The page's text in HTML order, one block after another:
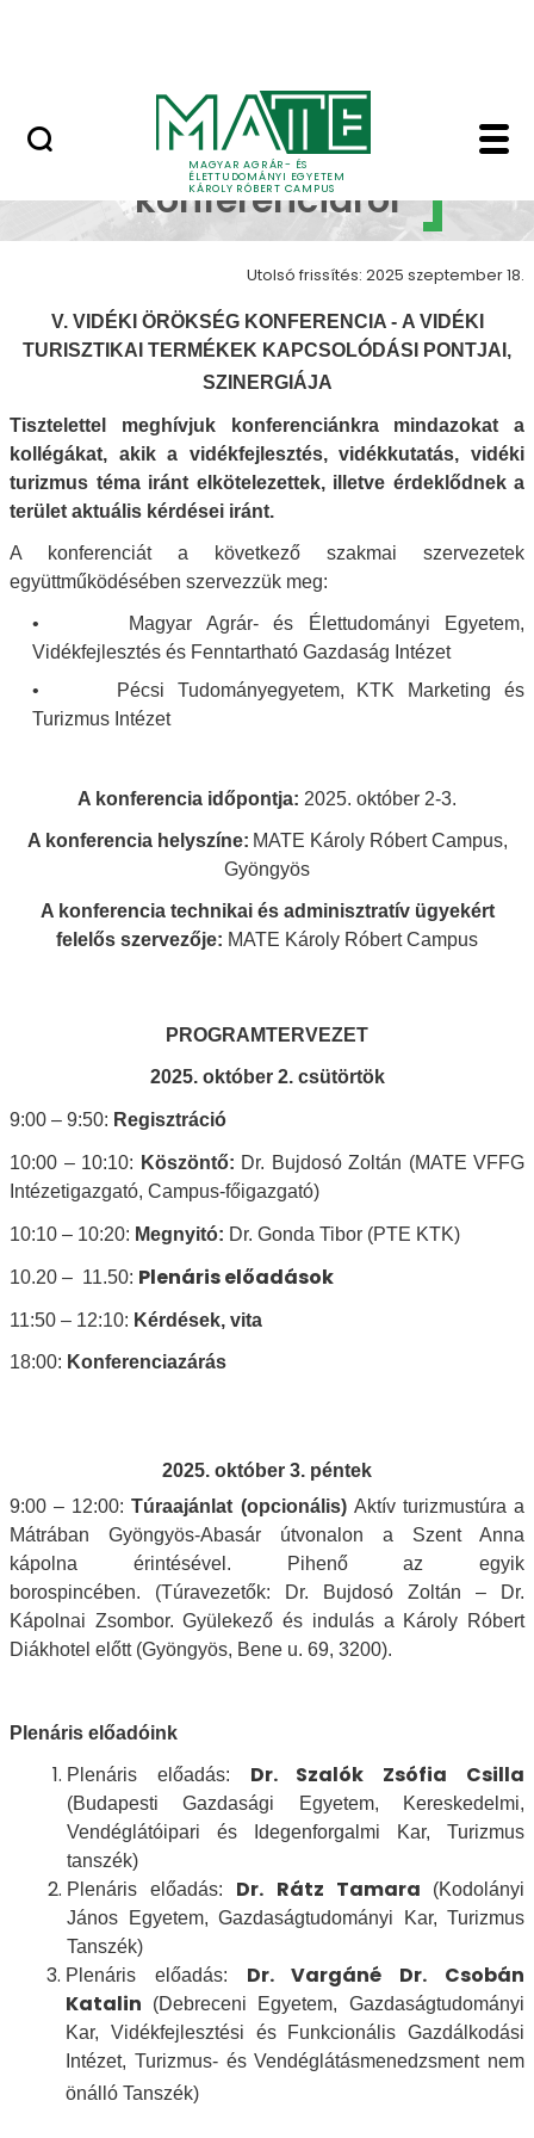
MAGYAR AGRÁR- ÉS
ÉLETTUDOMÁNYI EGYETEM
KÁROLY RÓBERT CAMPUS
Információk a
Információk a
konferenciáról
Utolsó frissítés: 2025 szeptember 18.
V. VIDÉKI ÖRÖKSÉG KONFERENCIA - A VIDÉKI
TURISZTIKAI TERMÉKEK KAPCSOLÓDÁSI PONTJAI,
SZINERGIÁJA
Tisztelettel meghívjuk konferenciánkra mindazokat a
kollégákat, akik a vidékfejlesztés, vidékkutatás, vidéki
turizmus téma iránt elkötelezettek, illetve érdeklődnek a
terület aktuális kérdései iránt.
A konferenciát a következő szakmai szervezetek
együttműködésében szervezzük meg:
• Magyar Agrár- és Élettudományi Egyetem,
Vidékfejlesztés és Fenntartható Gazdaság Intézet
• Pécsi Tudományegyetem, KTK Marketing és
Turizmus Intézet
A konferencia időpontja: 2025. október 2-3.
A konferencia helyszíne: MATE Károly Róbert Campus,
Gyöngyös
A konferencia technikai és adminisztratív ügyekért
felelős szervezője: MATE Károly Róbert Campus
PROGRAMTERVEZET
2025. október 2. csütörtök
9:00 – 9:50: Regisztráció
10:00 – 10:10: Köszöntő: Dr. Bujdosó Zoltán (MATE VFFG
Intézetigazgató, Campus-főigazgató)
10:10 – 10:20: Megnyitó: Dr. Gonda Tibor (PTE KTK)
10.20 – 11.50: Plenáris előadások
11:50 – 12:10: Kérdések, vita
18:00: Konferenciazárás
2025. október 3. péntek
9:00 – 12:00:Túraajánlat (opcionális) Aktív turizmustúra a
Mátrában Gyöngyös-Abasár útvonalon a Szent Anna
kápolna érintésével. Pihenő az egyik
borospincében. (Túravezetők: Dr. Bujdosó Zoltán – Dr.
Kápolnai Zsombor. Gyülekező és indulás a Károly Róbert
Diákhotel előtt (Gyöngyös, Bene u. 69, 3200).
Plenáris előadóink
Plenáris előadás: Dr. Szalók Zsófia Csilla
(Budapesti Gazdasági Egyetem, Kereskedelmi,
Vendéglátóipari és Idegenforgalmi Kar, Turizmus
tanszék)
Plenáris előadás: Dr. Rátz Tamara (Kodolányi
János Egyetem, Gazdaságtudományi Kar, Turizmus
Tanszék)
Plenáris előadás: Dr. Vargáné Dr. Csobán
Katalin
(Debreceni Egyetem, Gazdaságtudományi
Kar, Vidékfejlesztési és Funkcionális Gazdálkodási
Intézet, Turizmus- és Vendéglátásmenedzsment nem
önálló Tanszék)